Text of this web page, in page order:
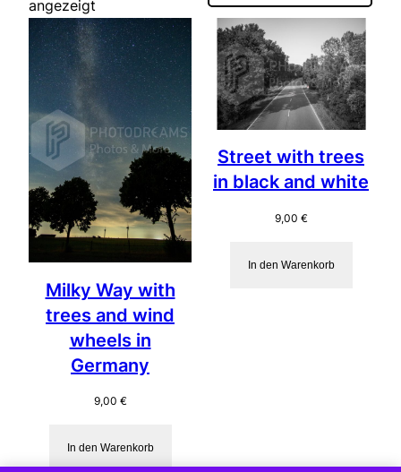
angezeigt
Milky Way with
trees and wind
wheels in
Germany
9,00 €
In den Warenkorb
Street with trees
in black and white
9,00 €
In den Warenkorb